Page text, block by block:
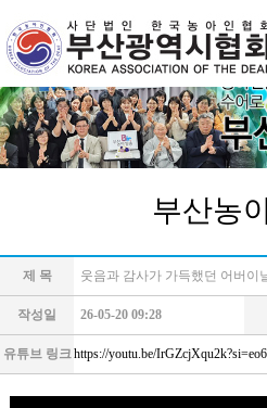
부산농
제 목 웃음과 감사가 가득했던 어버이
작성일 26-05-20 09:28
유튜브 링크https://youtu.be/